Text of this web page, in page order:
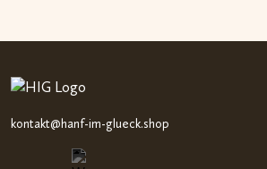
kontakt@hanf-im-glueck.shop